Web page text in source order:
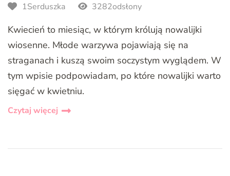
1Serduszka 3282odsłony
Kwiecień to miesiąc, w którym królują nowalijki
wiosenne. Młode warzywa pojawiają się na
straganach i kuszą swoim soczystym wyglądem. W
tym wpisie podpowiadam, po które nowalijki warto
sięgać w kwietniu.
Czytaj więcej